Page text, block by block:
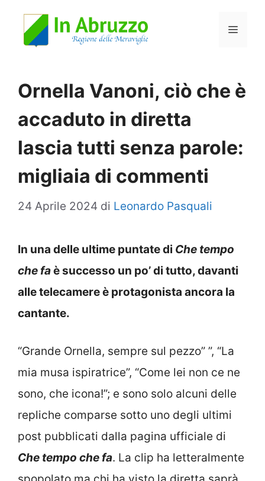
Menu
Ornella Vanoni, ciò che è
accaduto in diretta
lascia tutti senza parole:
migliaia di commenti
24 Aprile 2024 di Leonardo Pasquali
In una delle ultime puntate di Che tempo
che faè successo un po’ di tutto, davanti
alle telecamere è protagonista ancora la
cantante.
“Grande Ornella, sempre sul pezzo” ”, “La
mia musa ispiratrice”, “Come lei non ce ne
sono, che icona!”; e sono solo alcuni delle
repliche comparse sotto uno degli ultimi
post pubblicati dalla pagina ufficiale di
Che tempo che fa. La clip ha letteralmente